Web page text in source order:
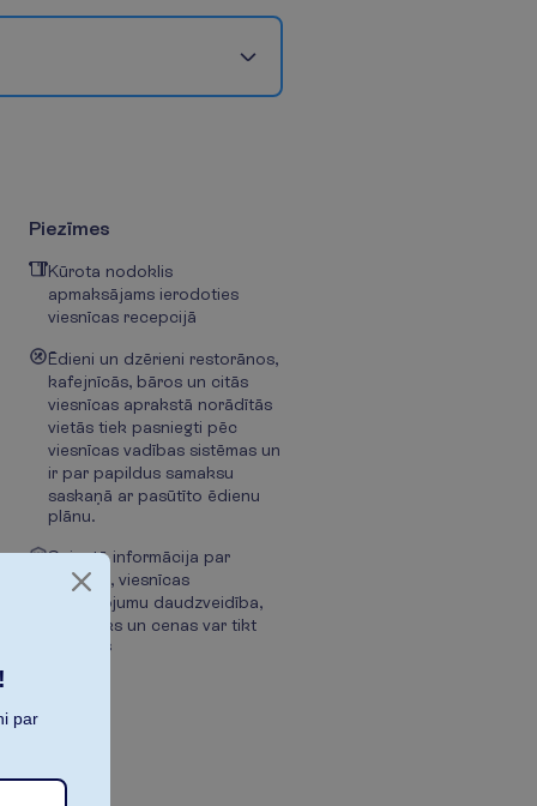
Piezīmes
Kūrota nodoklis
apmaksājams ierodoties
viesnīcas recepcijā
Ēdieni un dzērieni restorānos,
kafejnīcās, bāros un citās
viesnīcas aprakstā norādītās
vietās tiek pasniegti pēc
viesnīcas vadības sistēmas un
ir par papildus samaksu
saskaņā ar pasūtīto ēdienu
plānu.
Sniegtā informācija par
viesnīcu, viesnīcas
pakalpojumu daudzveidība,
to grafiks un cenas var tikt
mainītas
par